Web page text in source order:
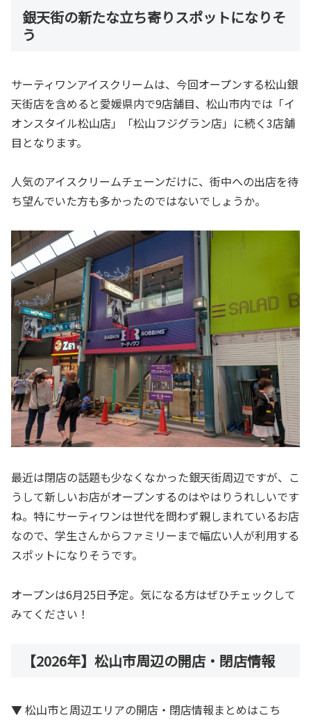
銀天街の新たな立ち寄りスポットになりそ
う
サーティワンアイスクリームは、今回オープンする松山銀
天街店を含めると愛媛県内で9店舗目、松山市内では「イ
オンスタイル松山店」「松山フジグラン店」に続く3店舗
目となります。
人気のアイスクリームチェーンだけに、街中への出店を待
ち望んでいた方も多かったのではないでしょうか。
最近は閉店の話題も少なくなかった銀天街周辺ですが、こ
うして新しいお店がオープンするのはやはりうれしいです
ね。特にサーティワンは世代を問わず親しまれているお店
なので、学生さんからファミリーまで幅広い人が利用する
スポットになりそうです。
オープンは6月25日予定。気になる方はぜひチェックして
みてください！
【2026年】松山市周辺の開店・閉店情報
▼ 松山市と周辺エリアの開店・閉店情報まとめはこち